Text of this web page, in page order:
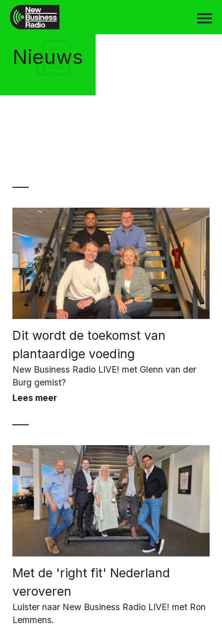
Nieuws
Dit wordt de toekomst van
plantaardige voeding
New Business Radio LIVE! met Glenn van der
Burg gemist?
Lees meer
Met de 'right fit' Nederland
veroveren
Luister naar New Business Radio LIVE! met Ron
Lemmens.